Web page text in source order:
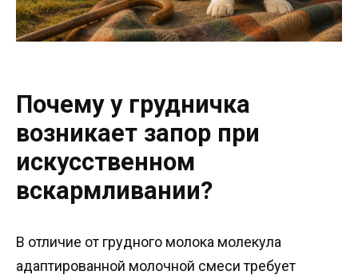
Почему у грудничка
возникает запор при
искусственном
вскармливании?
В отличие от грудного молока молекула
адаптированной молочной смеси требует